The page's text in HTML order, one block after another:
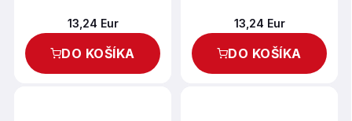
13,24 Eur
DO KOŠÍKA
13,24 Eur
DO KOŠÍKA